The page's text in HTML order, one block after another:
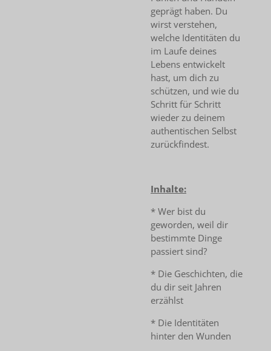
geprägt haben. Du
wirst verstehen,
welche Identitäten du
im Laufe deines
Lebens entwickelt
hast, um dich zu
schützen, und wie du
Schritt für Schritt
wieder zu deinem
authentischen Selbst
zurückfindest.
Inhalte:
* Wer bist du
geworden, weil dir
bestimmte Dinge
passiert sind?
* Die Geschichten, die
du dir seit Jahren
erzählst
* Die Identitäten
hinter den Wunden